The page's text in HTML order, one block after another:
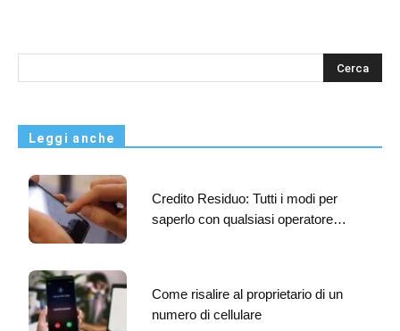
s
Leggi anche
Credito Residuo: Tutti i modi per
saperlo con qualsiasi operatore…
Come risalire al proprietario di un
numero di cellulare